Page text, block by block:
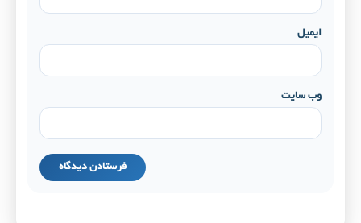
ایمیل
وب‌ سایت